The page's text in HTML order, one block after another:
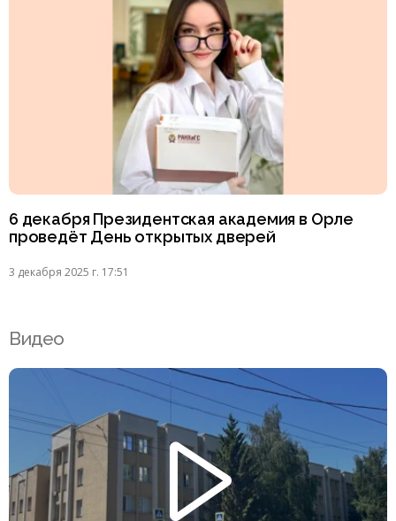
6 декабря Президентская академия в Орле
проведёт День открытых дверей
3 декабря 2025 г. 17:51
Видео